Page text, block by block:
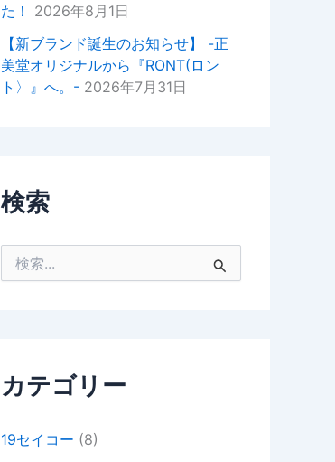
今後ともどうぞよろしくお願いい
たします。
正美堂時計店スタッフ
た！
2026年8月1日
【新ブランド誕生のお知らせ】 -正
美堂オリジナルから『RONT(ロン
ト〉』へ。- 2026年7月31日
検索
カテゴリー
19セイコー (8)